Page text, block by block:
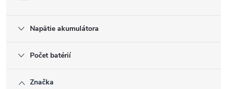
Napätie akumulátora
Počet batérií
Značka